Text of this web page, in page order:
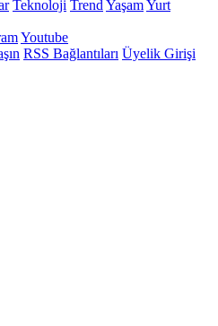
Teknoloji Trend YaşamYurt
Youtube
RSS Bağlantıları Üyelik Girişi